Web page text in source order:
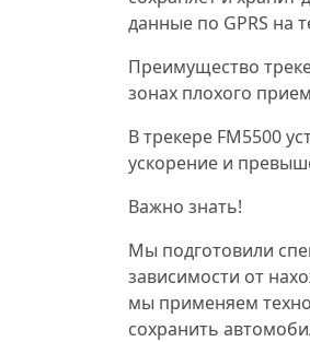
данные по GPRS на
Преимущество
зонах плохого
В трекере FM5500
ускорение и
Важно знать!
Мы подготовили
зависимости от
мы применяем
сохранить